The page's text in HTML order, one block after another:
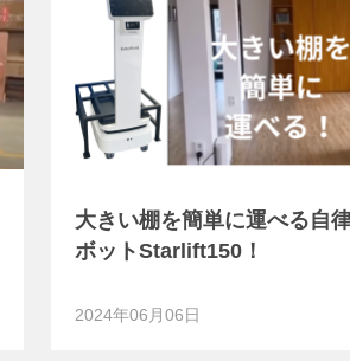
大きい棚を簡単に運べる自
ボットStarlift150！
2024年06月06日